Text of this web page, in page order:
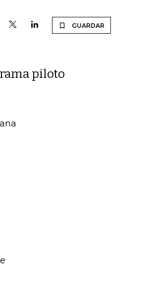
GUARDAR
piloto